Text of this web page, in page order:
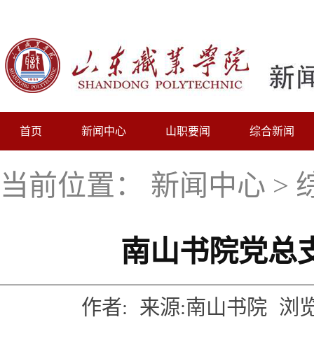
首页 新闻中心 山职要闻 综合新闻
当前位置： 新闻中心 >
南山书院党总
作者: 来源:南山书院 浏